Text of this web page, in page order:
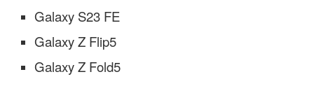
Galaxy S23 FE
Galaxy Z Flip5
Galaxy Z Fold5